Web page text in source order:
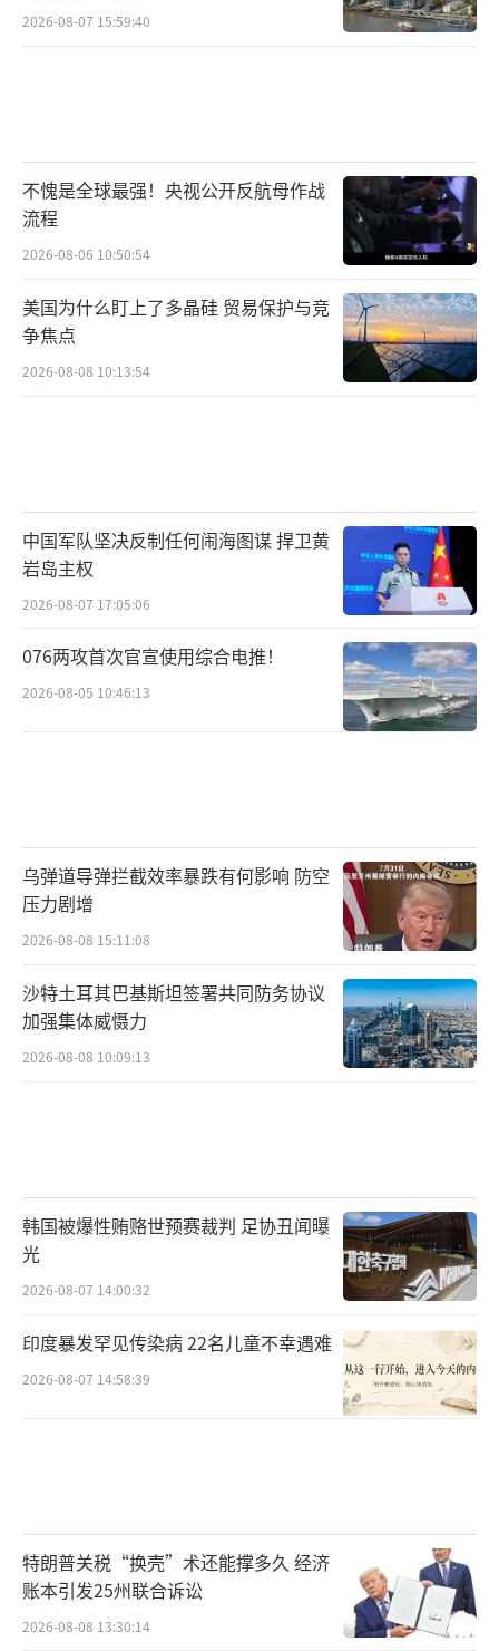
2026-08-07 15:59:40
不愧是全球最强！央视公开反航母作战
流程
2026-08-06 10:50:54
美国为什么盯上了多晶硅 贸易保护与竞
争焦点
2026-08-08 10:13:54
中国军队坚决反制任何闹海图谋 捍卫黄
岩岛主权
2026-08-07 17:05:06
076两攻首次官宣使用综合电推！
2026-08-05 10:46:13
乌弹道导弹拦截效率暴跌有何影响 防空
压力剧增
2026-08-08 15:11:08
沙特土耳其巴基斯坦签署共同防务协议
加强集体威慑力
2026-08-08 10:09:13
韩国被爆性贿赂世预赛裁判 足协丑闻曝
光
2026-08-07 14:00:32
印度暴发罕见传染病 22名儿童不幸遇难
2026-08-07 14:58:39
特朗普关税“换壳”术还能撑多久 经济
账本引发25州联合诉讼
2026-08-08 13:30:14